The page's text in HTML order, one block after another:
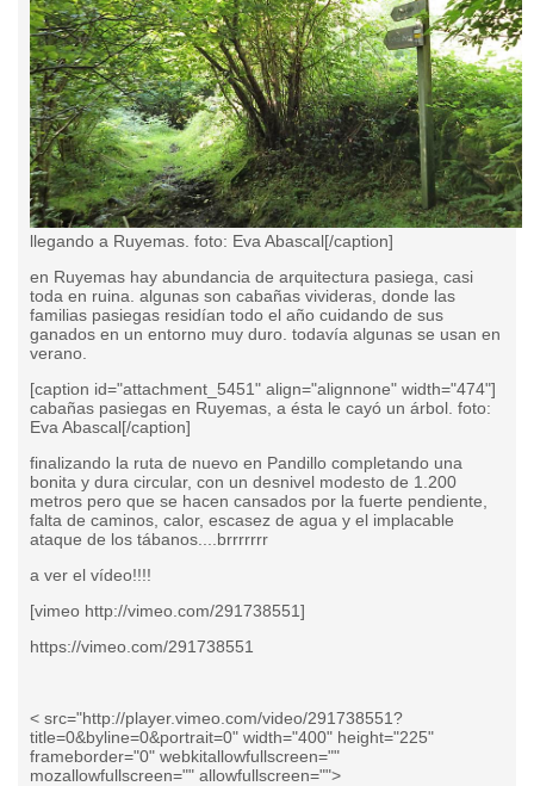
llegando a Ruyemas. foto: Eva Abascal[/caption]
en Ruyemas hay abundancia de arquitectura pasiega, casi
toda en ruina. algunas son cabañas vivideras, donde las
familias pasiegas residían todo el año cuidando de sus
ganados en un entorno muy duro. todavía algunas se usan en
verano.
[caption id="attachment_5451" align="alignnone" width="474"]
cabañas pasiegas en Ruyemas, a ésta le cayó un árbol. foto:
Eva Abascal[/caption]
finalizando la ruta de nuevo en Pandillo completando una
bonita y dura circular, con un desnivel modesto de 1.200
metros pero que se hacen cansados por la fuerte pendiente,
falta de caminos, calor, escasez de agua y el implacable
ataque de los tábanos....brrrrrrr
a ver el vídeo!!!!
[vimeo http://vimeo.com/291738551]
https://vimeo.com/291738551
< src="http://player.vimeo.com/video/291738551?
title=0&byline=0&portrait=0" width="400" height="225"
frameborder="0" webkitallowfullscreen=""
mozallowfullscreen="" allowfullscreen="">